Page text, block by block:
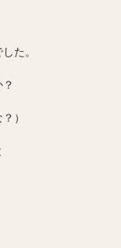
た。
）